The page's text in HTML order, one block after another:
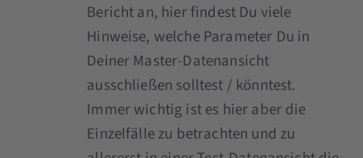
Bericht an, hier findest Du viele
Hinweise, welche Parameter Du in
Deiner Master-Datenansicht
ausschließen solltest / könntest.
Immer wichtig ist es hier aber die
Einzelfälle zu betrachten und zu